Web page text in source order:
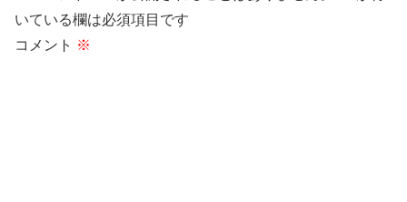
いている欄は必須項目です
コメント ※